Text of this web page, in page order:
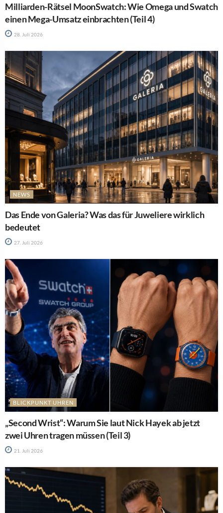
Milliarden-Rätsel MoonSwatch: Wie Omega und Swatch
einen Mega-Umsatz einbrachten (Teil 4)
28. Juli 2026
NEWS
Das Ende von Galeria? Was das für Juweliere wirklich
bedeutet
27. Juli 2026
BLICKPUNKT UHREN
„Second Wrist“: Warum Sie laut Nick Hayek ab jetzt
zwei Uhren tragen müssen (Teil 3)
21. Juli 2026